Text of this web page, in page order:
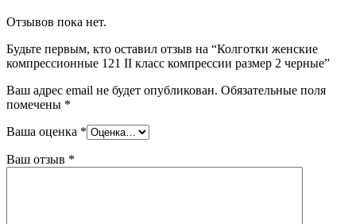
Отзывов пока нет.
Будьте первым, кто оставил отзыв на “Колготки женские
компрессионные 121 II класс компрессии размер 2 черные”
Ваш адрес email не будет опубликован. Обязательные поля
помечены *
Ваша оценка *
Ваш отзыв *